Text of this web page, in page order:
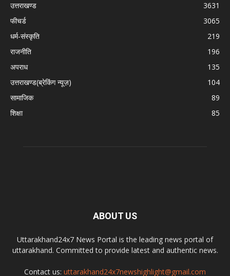
उत्तराखण्ड
3631
फीचर्ड
3065
धर्म-संस्कृति
219
राजनीति
196
अपराध
135
उत्तराखण्ड(ब्रेकिंग न्यूज़)
104
सामाजिक
89
शिक्षा
85
ABOUT US
Uttarakhand24x7 News Portal is the leading news portal of
uttarakhand. Committed to provide latest and authentic news.
Contact us: uttarakhand24x7newshighlight@gmail.com